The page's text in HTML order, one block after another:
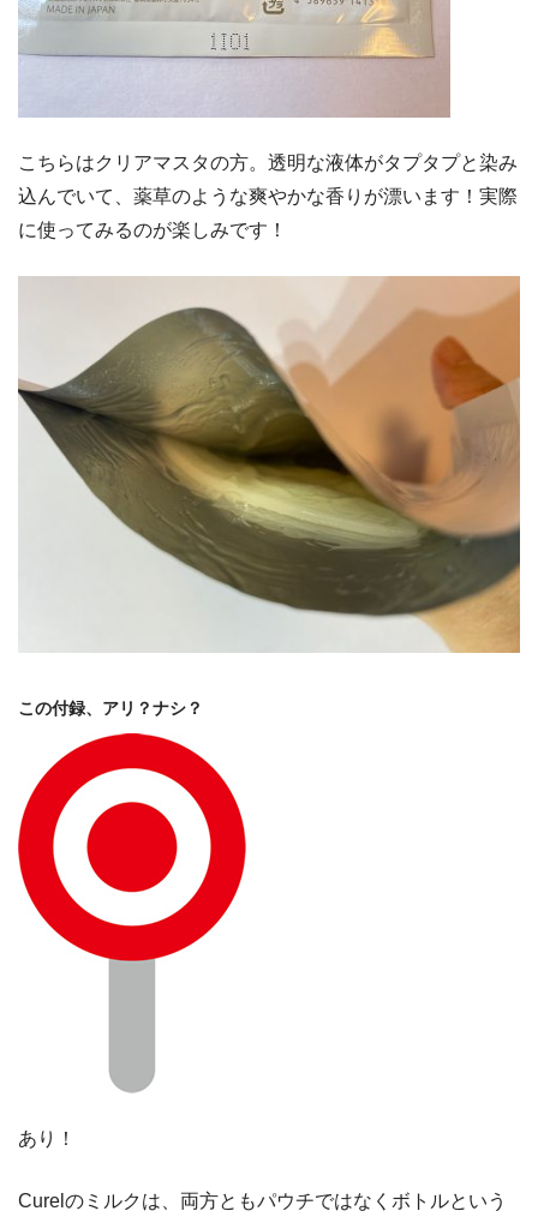
こちらはクリアマスタの方。透明な液体がタプタプと染み
込んでいて、薬草のような爽やかな香りが漂います！実際
に使ってみるのが楽しみです！
この付録、アリ？ナシ？
あり！
Curelのミルクは、両方ともパウチではなくボトルという